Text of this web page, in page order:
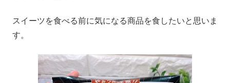
スイーツを食べる前に気になる商品を食したいと思いま
す。